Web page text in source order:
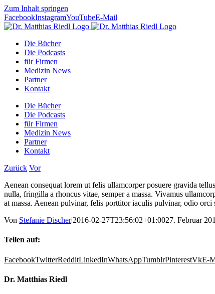
Zum Inhalt springen
FacebookInstagramYouTubeE-Mail
Die Bücher
Die Podcasts
für Firmen
Medizin News
Partner
Kontakt
Die Bücher
Die Podcasts
für Firmen
Medizin News
Partner
Kontakt
Zurück Vor
Aenean consequat lorem ut felis ullamcorper posuere gravida
nulla, fringilla a rhoncus vitae, semper a massa. Vivamus
at massa. Aenean pulvinar, felis porttitor iaculis pulvinar, odio
Von Stefanie Discher|2016-02-27T23:56:02+01:0027. Februar
Teilen auf:
FacebookTwitterRedditLinkedInWhatsAppTumblrPinterestVkE-
Dr. Matthias Riedl